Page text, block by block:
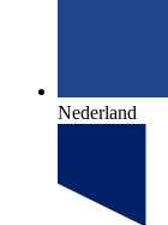
Nederland